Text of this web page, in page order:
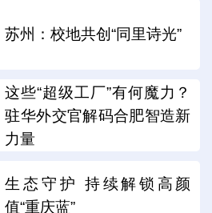
苏州：校地共创“同里诗光”
这些“超级工厂”有何魔力？
驻华外交官解码合肥智造新
力量
生态守护 持续解锁高颜
值“重庆蓝”